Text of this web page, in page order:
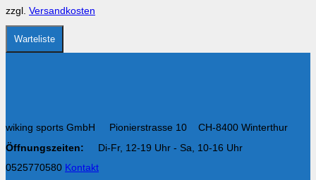
der
Produktseite
gewählt
zzgl. Versandkosten
Warteliste
wiking sports GmbH Pionierstrasse 10 CH-8400 Winterthur
Öffnungszeiten: Di-Fr, 12-19 Uhr - Sa, 10-16 Uhr
0525770580 Kontakt